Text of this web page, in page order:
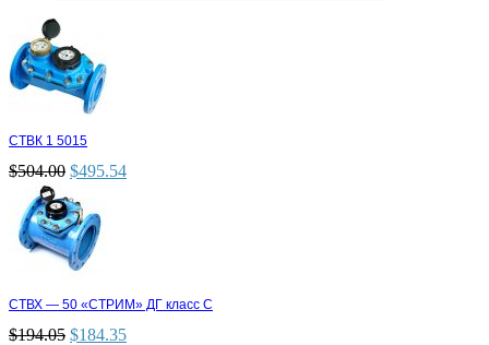
СТВК 1 5015
$504.00 $495.54
СТВХ — 50 «СТРИМ» ДГ класс С
$194.05 $184.35